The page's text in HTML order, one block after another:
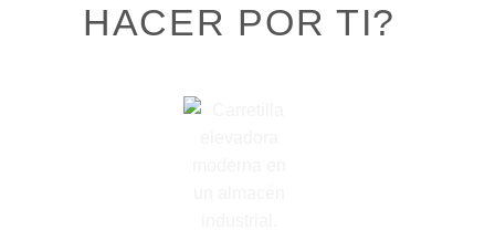
HACER POR TI?